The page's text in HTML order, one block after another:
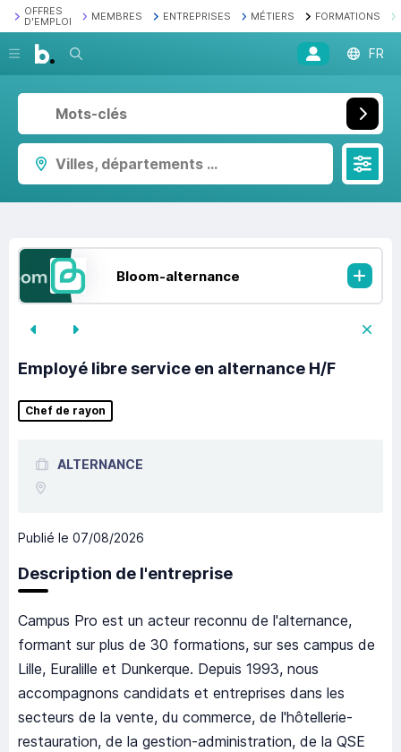
OFFRES
D'EMPLOI
MEMBRES ENTREPRISES MÉTIERS FORMATIONS
Recherche FR
Villes, départements ...
Bloom-alternance
Employé libre service en alternance H/F
Chef de rayon
ALTERNANCE
Publié le 07/08/2026
Description de l'entreprise
Campus Pro est un acteur reconnu de l'alternance,
formant sur plus de 30 formations, sur ses campus de
Lille, Euralille et Dunkerque. Depuis 1993, nous
accompagnons candidats et entreprises dans les
secteurs de la vente, du commerce, de l'hôtellerie-
restauration, de la gestion-administration, de la QSE